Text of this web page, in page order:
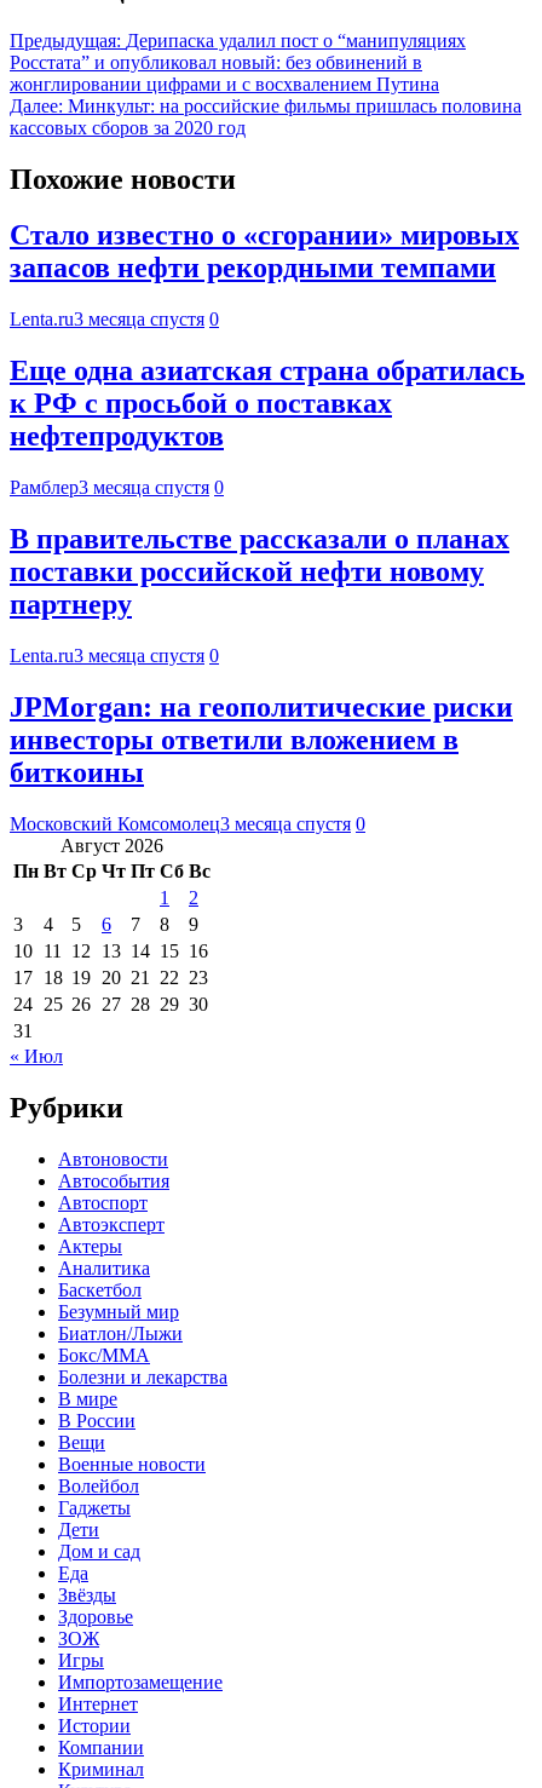
Предыдущая: Дерипаска удалил пост о “манипуляциях
Росстата” и опубликовал новый: без обвинений в
жонглировании цифрами и с восхвалением Путина
Далее: Минкульт: на российские фильмы пришлась половина
кассовых сборов за 2020 год
Похожие новости
Стало известно о «сгорании» мировых
запасов нефти рекордными темпами
Lenta.ru3 месяца спустя 0
Еще одна азиатская страна обратилась
к РФ с просьбой о поставках
нефтепродуктов
Рамблер3 месяца спустя 0
В правительстве рассказали о планах
поставки российской нефти новому
партнеру
Lenta.ru3 месяца спустя 0
JPMorgan: на геополитические риски
инвесторы ответили вложением в
биткоины
Московский Комсомолец3 месяца спустя 0
Август 2026
Пн Вт Ср Чт Пт Сб Вс
1
2
3
4 5 6 7 8
9
10 11 12 13 14 15 16
17 18 19 20 21 22 23
24 25 26 27 28 29 30
31
« Июл
Рубрики
Автоновости
Автособытия
Автоспорт
Автоэксперт
Актеры
Аналитика
Баскетбол
Безумный мир
Биатлон/Лыжи
Бокс/MMA
Болезни и лекарства
В мире
В России
Вещи
Военные новости
Волейбол
Гаджеты
Дети
Дом и сад
Еда
Звёзды
Здоровье
ЗОЖ
Игры
Импортозамещение
Интернет
Истории
Компании
Криминал